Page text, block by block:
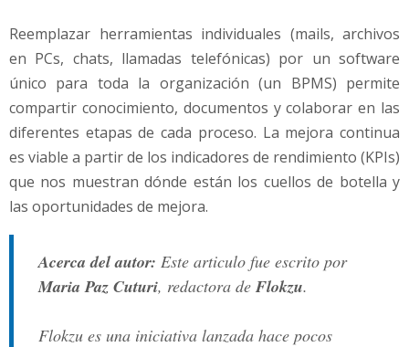
Reemplazar herramientas individuales (mails, archivos
en PCs, chats, llamadas telefónicas) por un software
único para toda la organización (un BPMS) permite
compartir conocimiento, documentos y colaborar en las
diferentes etapas de cada proceso. La mejora continua
es viable a partir de los indicadores de rendimiento (KPIs)
que nos muestran dónde están los cuellos de botella y
las oportunidades de mejora.
Acerca del autor: Este articulo fue escrito por
Maria Paz Cuturi, redactora de Flokzu.
Flokzu es una iniciativa lanzada hace pocos